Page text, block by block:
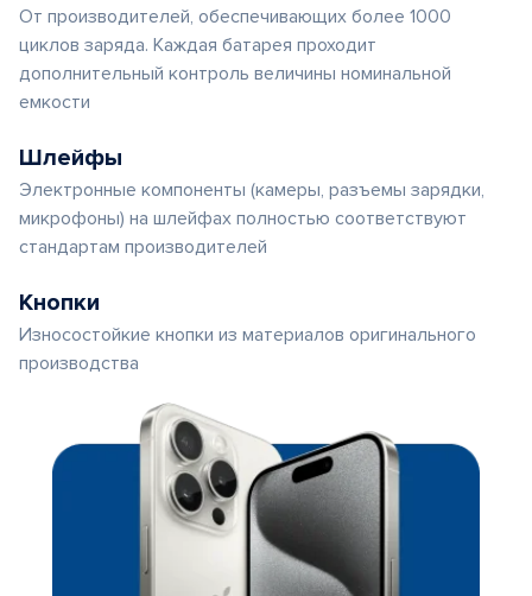
От производителей, обеспечивающих более 1000
циклов заряда. Каждая батарея проходит
дополнительный контроль величины номинальной
емкости
Шлейфы
Электронные компоненты (камеры, разъемы зарядки,
микрофоны) на шлейфах полностью соответствуют
стандартам производителей
Кнопки
Износостойкие кнопки из материалов оригинального
производства